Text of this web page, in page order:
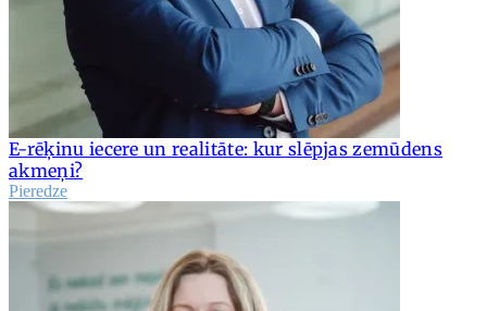
E-rēķinu iecere un realitāte: kur slēpjas zemūdens
akmeņi?
Pieredze